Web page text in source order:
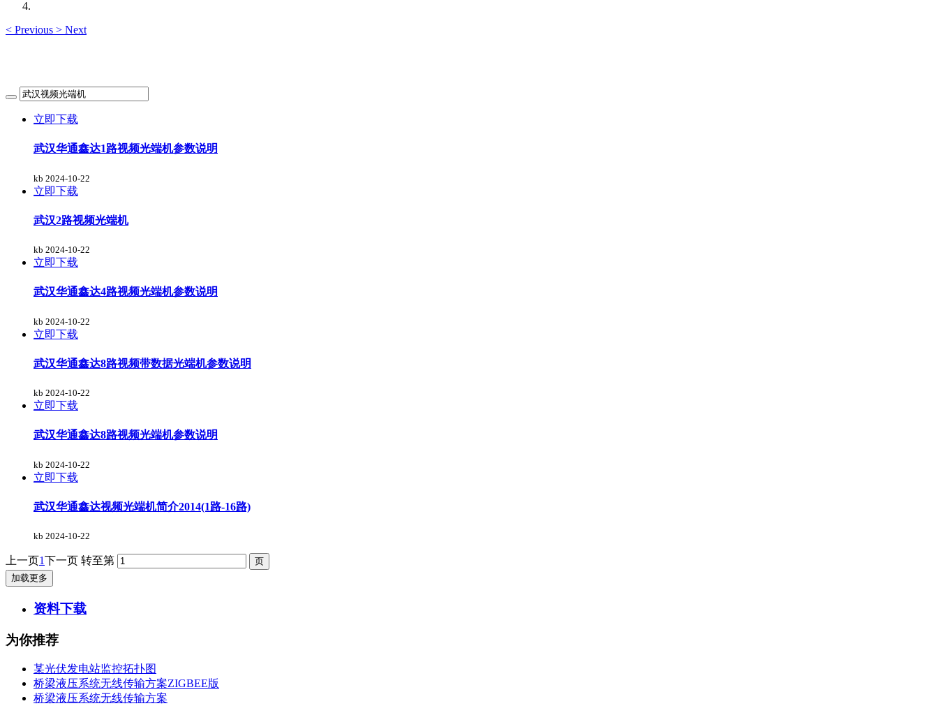
< Previous > Next
立即下载
武汉华通鑫达1路视频光端机参数说明
kb 2024-10-22
立即下载
武汉2路视频光端机
kb 2024-10-22
立即下载
武汉华通鑫达4路视频光端机参数说明
kb 2024-10-22
立即下载
武汉华通鑫达8路视频带数据光端机参数说明
kb 2024-10-22
立即下载
武汉华通鑫达8路视频光端机参数说明
kb 2024-10-22
立即下载
武汉华通鑫达视频光端机简介2014(1路-16路)
kb 2024-10-22
上一页1下一页 转至第
加载更多
资料下载
为你推荐
某光伏发电站监控拓扑图
桥梁液压系统无线传输方案ZIGBEE版
桥梁液压系统无线传输方案